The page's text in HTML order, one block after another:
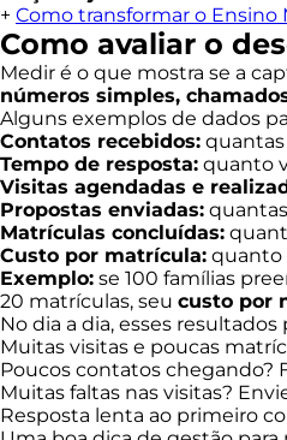
+ Como transformar o Ensino
Como avaliar o
Medir é o que mostra se a
números simples,
Alguns exemplos de dados
Contatos recebidos: quantas
Tempo de resposta: quanto
Visitas agendadas e
Propostas enviadas:
Matrículas concluídas:
Custo por matrícula: quanto
Exemplo: se 100 famílias
20 matrículas, seu custo por
No dia a dia, esses
Muitas visitas e poucas
Poucos contatos chegando?
Muitas faltas nas visitas?
Resposta lenta ao primeiro